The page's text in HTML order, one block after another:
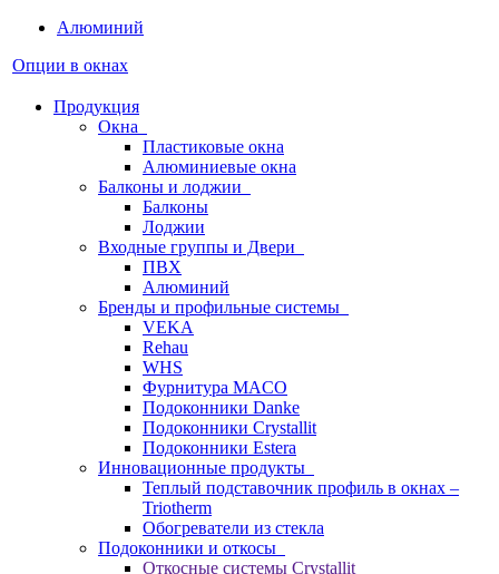
Алюминий
Опции в окнах
Продукция
Окна
Пластиковые окна
Алюминиевые окна
Балконы и лоджии
Балконы
Лоджии
Входные группы и Двери
ПВХ
Алюминий
Бренды и профильные системы
VEKA
Rehau
WHS
Фурнитура MACO
Подоконники Danke
Подоконники Crystallit
Подоконники Estera
Инновационные продукты
Теплый подставочник профиль в окнах –
Triotherm
Обогреватели из стекла
Подоконники и откосы
Откосные системы Crystallit